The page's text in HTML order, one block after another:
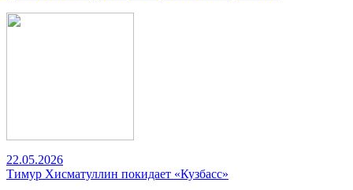
22.05.2026
Тимур Хисматуллин покидает «Кузбасс»